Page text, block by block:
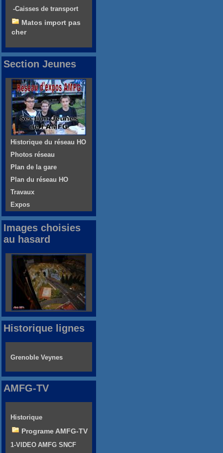
-Caisses de transport
Matos import pas
cher
Section Jeunes
Historique du réseau HO
Photos réseau
Plan de la gare
Plan du réseau HO
Travaux
Expos
Images choisies
au hasard
Historique lignes
Grenoble Veynes
AMFG-TV
Historique
Programe AMFG-TV
1-VIDEO AMFG SNCF